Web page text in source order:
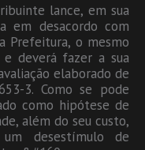
lance, em sua
em desacordo com
Prefeitura, o mesmo
deverá fazer a sua
elaborado de
3. Como se pode
como hipótese de
além do seu custo,
desestímulo de